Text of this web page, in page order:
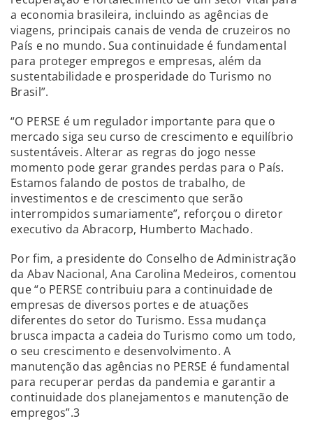
a economia brasileira, incluindo as agências de
viagens, principais canais de venda de cruzeiros no
País e no mundo. Sua continuidade é fundamental
para proteger empregos e empresas, além da
sustentabilidade e prosperidade do Turismo no
Brasil”.
“O PERSE é um regulador importante para que o
mercado siga seu curso de crescimento e equilíbrio
sustentáveis. Alterar as regras do jogo nesse
momento pode gerar grandes perdas para o País.
Estamos falando de postos de trabalho, de
investimentos e de crescimento que serão
interrompidos sumariamente”, reforçou o diretor
executivo da Abracorp, Humberto Machado.
Por fim, a presidente do Conselho de Administração
da Abav Nacional, Ana Carolina Medeiros, comentou
que “o PERSE contribuiu para a continuidade de
empresas de diversos portes e de atuações
diferentes do setor do Turismo. Essa mudança
brusca impacta a cadeia do Turismo como um todo,
o seu crescimento e desenvolvimento. A
manutenção das agências no PERSE é fundamental
para recuperar perdas da pandemia e garantir a
continuidade dos planejamentos e manutenção de
empregos”.3